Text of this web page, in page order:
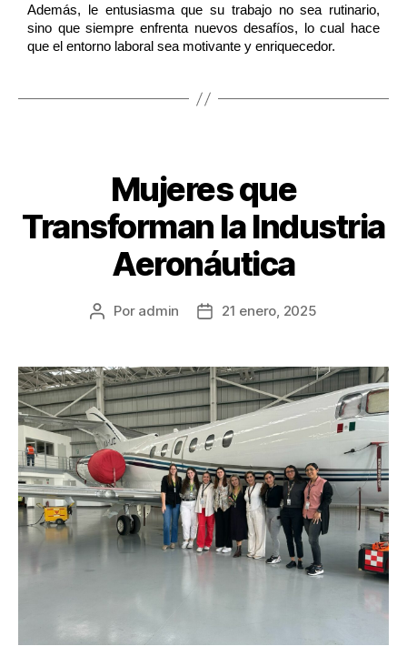
Además, le entusiasma que su trabajo no sea rutinario,
sino que siempre enfrenta nuevos desafíos, lo cual hace
que el entorno laboral sea motivante y enriquecedor.
Mujeres que
Transforman la Industria
Aeronáutica
Por admin 21 enero, 2025